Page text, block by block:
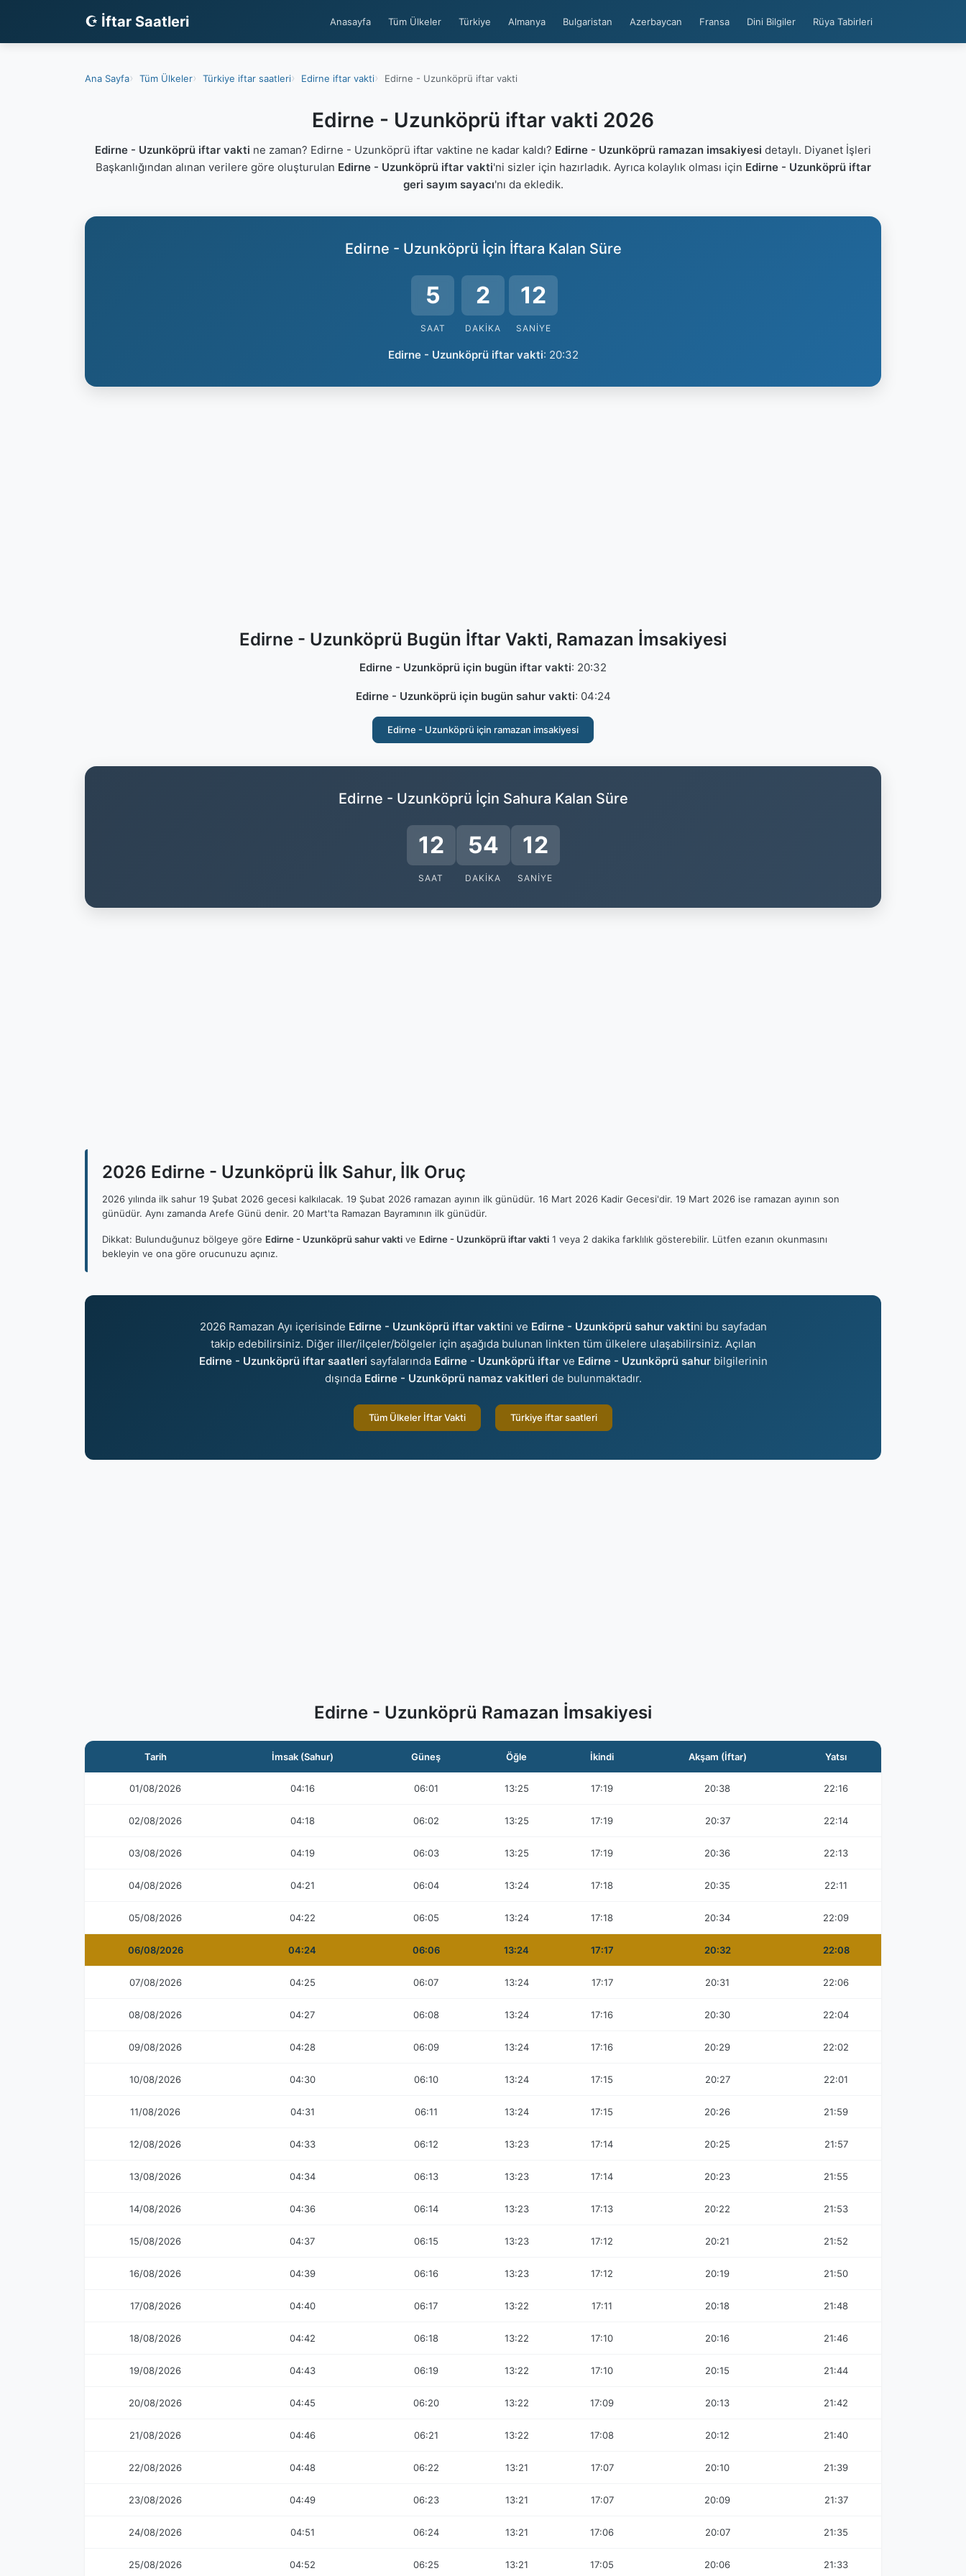
☪ İftar Saatleri Anasayfa Tüm Ülkeler Türkiye Almanya Bulgaristan Azerbaycan Fransa Dini Bilgiler Rüya Tabirleri
Ana Sayfa Tüm Ülkeler Türkiye iftar saatleri Edirne iftar vakti Edirne - Uzunköprü iftar vakti
Edirne - Uzunköprü iftar vakti 2026
Edirne - Uzunköprü iftar vakti ne zaman? Edirne - Uzunköprü iftar vaktine ne kadar kaldı? Edirne - Uzunköprü ramazan imsakiyesi detaylı. Diyanet İşleri
Başkanlığından alınan verilere göre oluşturulan Edirne - Uzunköprü iftar vakti'ni sizler için hazırladık. Ayrıca kolaylık olması için Edirne - Uzunköprü iftar
geri sayım sayacı'nı da ekledik.
Edirne - Uzunköprü İçin İftara Kalan Süre
5
SAAT
2
DAKIKA
12
SANIYE
Edirne - Uzunköprü iftar vakti: 20:32
Edirne - Uzunköprü Bugün İftar Vakti, Ramazan İmsakiyesi
Edirne - Uzunköprü için bugün iftar vakti: 20:32
Edirne - Uzunköprü için bugün sahur vakti: 04:24
Edirne - Uzunköprü için ramazan imsakiyesi
Edirne - Uzunköprü İçin Sahura Kalan Süre
12
SAAT
54
DAKIKA
12
SANIYE
2026 Edirne - Uzunköprü İlk Sahur, İlk Oruç
2026 yılında ilk sahur 19 Şubat 2026 gecesi kalkılacak. 19 Şubat 2026 ramazan ayının ilk günüdür. 16 Mart 2026 Kadir Gecesi'dir. 19 Mart 2026 ise ramazan ayının son
günüdür. Aynı zamanda Arefe Günü denir. 20 Mart'ta Ramazan Bayramının ilk günüdür.
Dikkat: Bulunduğunuz bölgeye göre Edirne - Uzunköprü sahur vakti ve Edirne - Uzunköprü iftar vakti 1 veya 2 dakika farklılık gösterebilir. Lütfen ezanın okunmasını
bekleyin ve ona göre orucunuzu açınız.
2026 Ramazan Ayı içerisinde Edirne - Uzunköprü iftar vaktini ve Edirne - Uzunköprü sahur vaktini bu sayfadan
takip edebilirsiniz. Diğer iller/ilçeler/bölgeler için aşağıda bulunan linkten tüm ülkelere ulaşabilirsiniz. Açılan
Edirne - Uzunköprü iftar saatleri sayfalarında Edirne - Uzunköprü iftarve Edirne - Uzunköprü sahurbilgilerinin
dışında Edirne - Uzunköprü namaz vakitleri de bulunmaktadır.
Tüm Ülkeler İftar Vakti Türkiye iftar saatleri
Edirne - Uzunköprü Ramazan İmsakiyesi
Tarih İmsak (Sahur) Güneş Öğle İkindi Akşam (İftar) Yatsı
01/08/2026 04:16 06:01 13:25 17:19 20:38 22:16
02/08/2026 04:18 06:02 13:25 17:19 20:37 22:14
03/08/2026 04:19 06:03 13:25 17:19 20:36 22:13
04/08/2026 04:21 06:04 13:24 17:18 20:35 22:11
05/08/2026 04:22 06:05 13:24 17:18 20:34 22:09
06/08/2026 04:24 06:06 13:24 17:17 20:32 22:08
07/08/2026 04:25 06:07 13:24 17:17 20:31 22:06
08/08/2026 04:27 06:08 13:24 17:16 20:30 22:04
09/08/2026 04:28 06:09 13:24 17:16 20:29 22:02
10/08/2026 04:30 06:10 13:24 17:15 20:27 22:01
11/08/2026 04:31 06:11 13:24 17:15 20:26 21:59
12/08/2026 04:33 06:12 13:23 17:14 20:25 21:57
13/08/2026 04:34 06:13 13:23 17:14 20:23 21:55
14/08/2026 04:36 06:14 13:23 17:13 20:22 21:53
15/08/2026 04:37 06:15 13:23 17:12 20:21 21:52
16/08/2026 04:39 06:16 13:23 17:12 20:19 21:50
17/08/2026 04:40 06:17 13:22 17:11 20:18 21:48
18/08/2026 04:42 06:18 13:22 17:10 20:16 21:46
19/08/2026 04:43 06:19 13:22 17:10 20:15 21:44
20/08/2026 04:45 06:20 13:22 17:09 20:13 21:42
21/08/2026 04:46 06:21 13:22 17:08 20:12 21:40
22/08/2026 04:48 06:22 13:21 17:07 20:10 21:39
23/08/2026 04:49 06:23 13:21 17:07 20:09 21:37
24/08/2026 04:51 06:24 13:21 17:06 20:07 21:35
25/08/2026 04:52 06:25 13:21 17:05 20:06 21:33